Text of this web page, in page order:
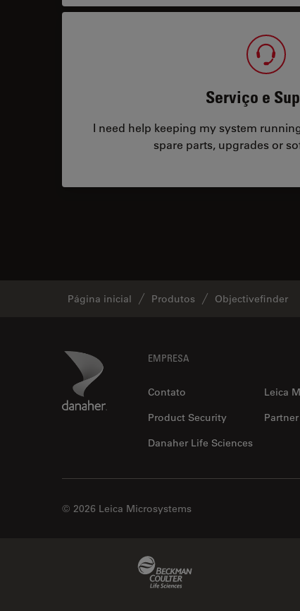
Serviço e
I need help keeping my system
spare parts, upgrades or
Página inicial Produtos Objectivefinder
Danaher Logo EMPRESA
Contato
Leica
Product Security
Danaher Life Sciences
© 2026 Leica Microsystems